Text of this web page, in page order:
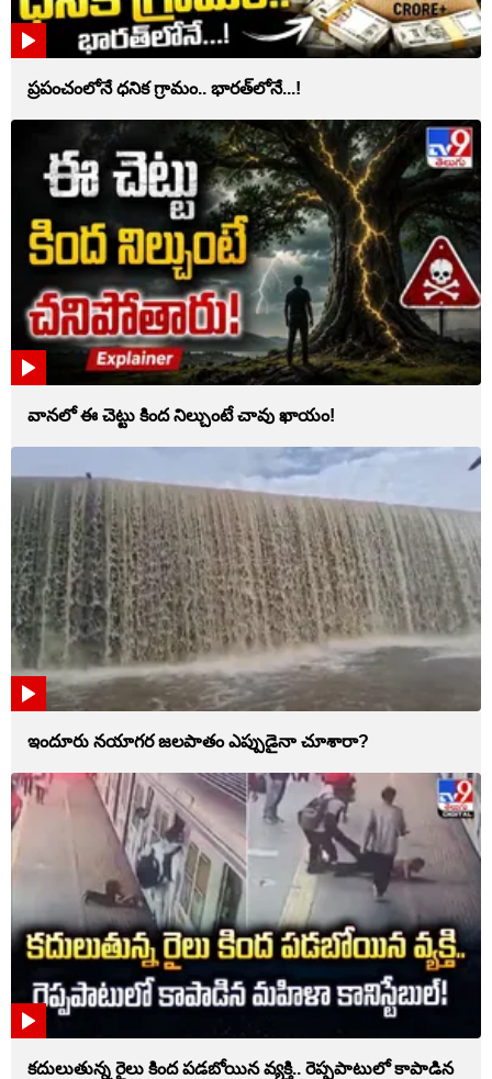
ప్రపంచంలోనే ధనిక గ్రామం.. భారత్‌లోనే...!
వానలో ఈ చెట్టు కింద నిల్చుంటే చావు ఖాయం!
ఇందూరు నయాగర జలపాతం ఎప్పుడైనా చూశారా?
కదులుతున్న రైలు కింద పడబోయిన వ్యక్తి.. రెప్పపాటులో కాపాడిన